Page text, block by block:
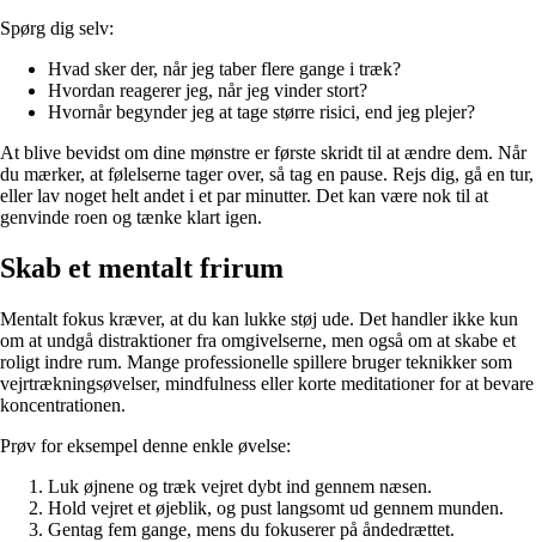
Spørg dig selv:
Hvad sker der, når jeg taber flere gange i træk?
Hvordan reagerer jeg, når jeg vinder stort?
Hvornår begynder jeg at tage større risici, end jeg plejer?
At blive bevidst om dine mønstre er første skridt til at ændre dem. Når
du mærker, at følelserne tager over, så tag en pause. Rejs dig, gå en tur,
eller lav noget helt andet i et par minutter. Det kan være nok til at
genvinde roen og tænke klart igen.
Skab et mentalt frirum
Mentalt fokus kræver, at du kan lukke støj ude. Det handler ikke kun
om at undgå distraktioner fra omgivelserne, men også om at skabe et
roligt indre rum. Mange professionelle spillere bruger teknikker som
vejrtrækningsøvelser, mindfulness eller korte meditationer for at bevare
koncentrationen.
Prøv for eksempel denne enkle øvelse:
Luk øjnene og træk vejret dybt ind gennem næsen.
Hold vejret et øjeblik, og pust langsomt ud gennem munden.
Gentag fem gange, mens du fokuserer på åndedrættet.